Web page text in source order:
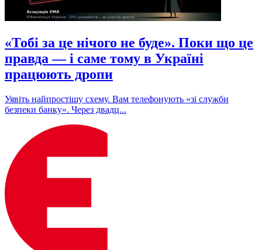
«Тобі за це нічого не буде». Поки що це
правда — і саме тому в Україні
працюють дропи
Уявіть найпростішу схему. Вам телефонують «зі служби
безпеки банку». Через двадц...